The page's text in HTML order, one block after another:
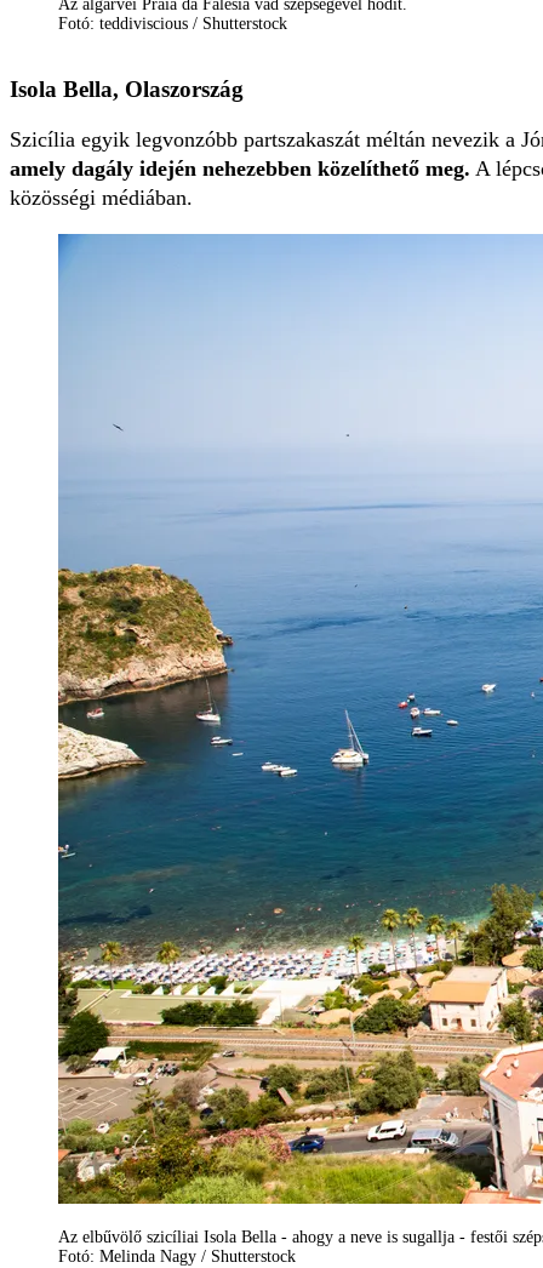
Az algarvei Praia da Falésia vad szépségével hódít.
Fotó: teddiviscious / Shutterstock
Isola Bella, Olaszország
Szicília egyik legvonzóbb partszakaszát méltán nevezik a
amely dagály idején nehezebben közelíthető meg. A
közösségi médiában.
Az elbűvölő szicíliai Isola Bella - ahogy a neve is sugallja - festői
Fotó: Melinda Nagy / Shutterstock